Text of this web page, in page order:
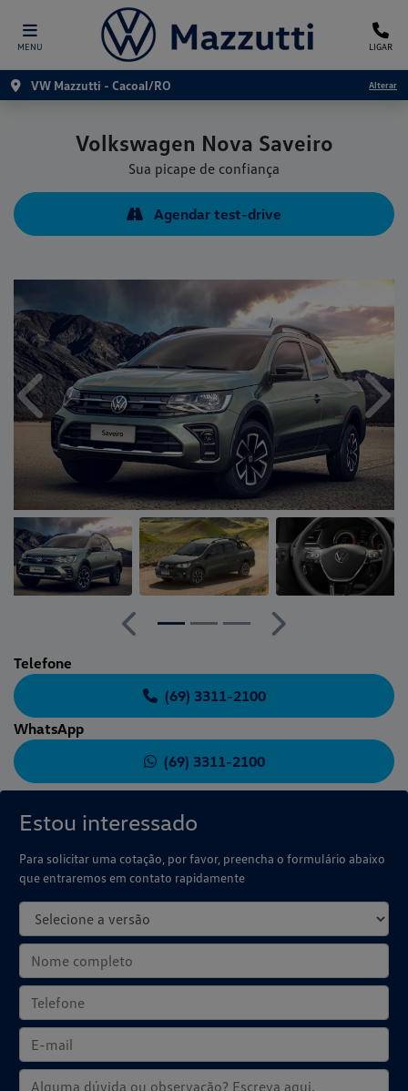
MENU LIGAR
VW Mazzutti - Cacoal/RO Alterar
Volkswagen Nova Saveiro
Sua picape de confiança
Agendar test-drive
Estou interessado
Para solicitar uma cotação, por favor, preencha o formulário abaixo
que entraremos em contato rapidamente
Anterior
Anterior
Próximo
Telefone
(69) 3311-2100
WhatsApp
(69) 3311-2100